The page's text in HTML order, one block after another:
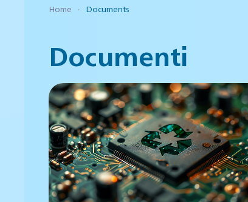
Home Documents
Documenti